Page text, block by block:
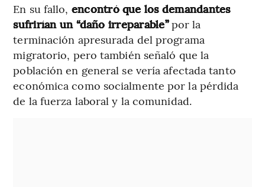
En su fallo, encontró que los demandantes
sufrirían un “daño irreparable”por la
terminación apresurada del programa
migratorio, pero también señaló que la
población en general se vería afectada tanto
económica como socialmente por la pérdida
de la fuerza laboral y la comunidad.